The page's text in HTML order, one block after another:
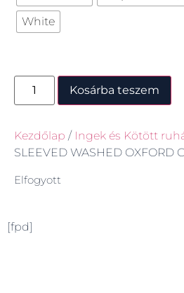
White
Kosárba teszem
Kezdőlap / Ingek és Kötött
SLEEVED WASHED OXFORD
Elfogyott
[fpd]